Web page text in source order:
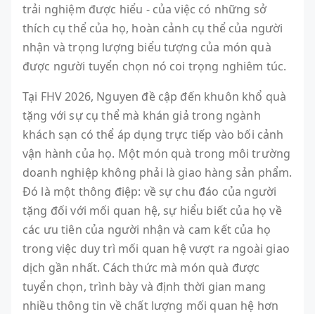
trải nghiệm được hiểu - của việc có những sở
thích cụ thể của họ, hoàn cảnh cụ thể của người
nhận và trọng lượng biểu tượng của món quà
được người tuyển chọn nó coi trọng nghiêm túc.
Tại FHV 2026, Nguyen đề cập đến khuôn khổ quà
tặng với sự cụ thể mà khán giả trong ngành
khách sạn có thể áp dụng trực tiếp vào bối cảnh
vận hành của họ. Một món quà trong môi trường
doanh nghiệp không phải là giao hàng sản phẩm.
Đó là một thông điệp: về sự chu đáo của người
tặng đối với mối quan hệ, sự hiểu biết của họ về
các ưu tiên của người nhận và cam kết của họ
trong việc duy trì mối quan hệ vượt ra ngoài giao
dịch gần nhất. Cách thức mà món quà được
tuyển chọn, trình bày và định thời gian mang
nhiều thông tin về chất lượng mối quan hệ hơn